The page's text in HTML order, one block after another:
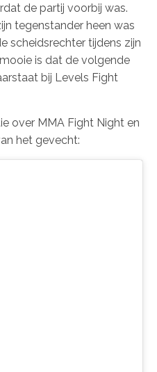
de partij voorbij was.
tegenstander heen was
scheidsrechter tijdens zijn
is dat de volgende
bij Levels Fight
over MMA Fight Night en
het gevecht: